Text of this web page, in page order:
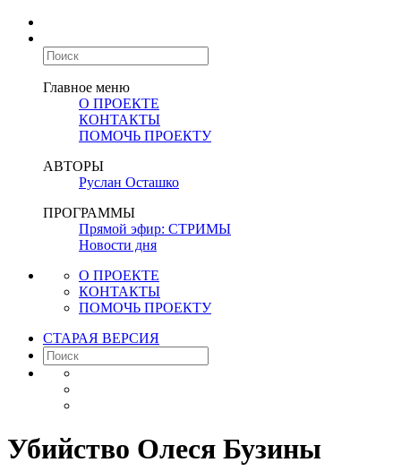
Главное меню
О ПРОЕКТЕ
КОНТАКТЫ
ПОМОЧЬ ПРОЕКТУ
АВТОРЫ
Руслан Осташко
ПРОГРАММЫ
Прямой эфир: СТРИМЫ
Новости дня
О ПРОЕКТЕ
КОНТАКТЫ
ПОМОЧЬ ПРОЕКТУ
СТАРАЯ ВЕРСИЯ
Убийство Олеся Бузины